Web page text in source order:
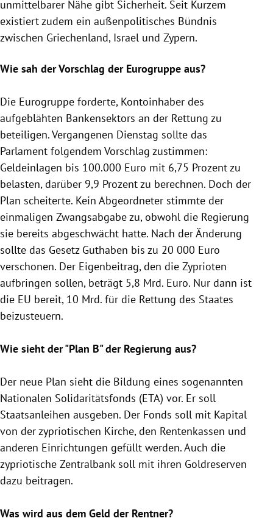
unmittelbarer Nähe gibt Sicherheit. Seit Kurzem
existiert zudem ein außenpolitisches Bündnis
zwischen Griechenland, Israel und Zypern.
Wie sah der Vorschlag der Eurogruppe aus?
Die Eurogruppe forderte, Kontoinhaber des
aufgeblähten Bankensektors an der Rettung zu
beteiligen. Vergangenen Dienstag sollte das
Parlament folgendem Vorschlag zustimmen:
Geldeinlagen bis 100.000 Euro mit 6,75 Prozent zu
belasten, darüber 9,9 Prozent zu berechnen. Doch der
Plan scheiterte. Kein Abgeordneter stimmte der
einmaligen Zwangsabgabezu, obwohl die Regierung
sie bereits abgeschwächt hatte. Nach der Änderung
sollte das Gesetz Guthaben bis zu 20 000 Euro
verschonen. Der Eigenbeitrag, den die Zyprioten
aufbringen sollen, beträgt 5,8 Mrd. Euro. Nur dann ist
die EU bereit, 10 Mrd. für die Rettung des Staates
beizusteuern.
Wie sieht der "Plan B" der Regierung aus?
Der neue Plan sieht die Bildung eines sogenannten
Nationalen Solidaritätsfonds (ETA) vor. Er soll
Staatsanleihen ausgeben. Der Fonds soll mit Kapital
von der zypriotischen Kirche, den Rentenkassen und
anderen Einrichtungen gefüllt werden. Auch die
zypriotische Zentralbank soll mit ihren Goldreserven
dazu beitragen.
Was wird aus dem Geld der Rentner?